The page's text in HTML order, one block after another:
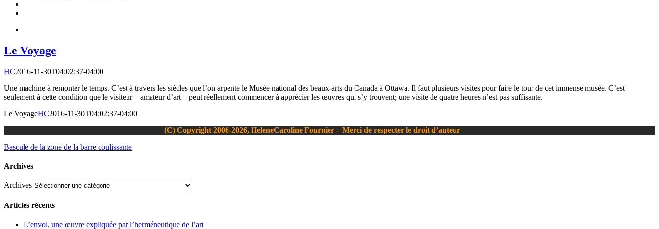
Le Voyage
HC2016-11-30T04:02:37-04:00
Une machine à remonter le temps. C’est à travers les siècles que l’on arpente le Musée national des beaux-arts du Canada à Ottawa. Il faut plusieurs visites pour faire le tour de cet immense musée. C’est
seulement à cette condition que le visiteur – amateur d’art – peut réellement commencer à apprécier les œuvres qui s’y trouvent; une visite de quatre heures n’est pas suffisante.
Le VoyageHC2016-11-30T04:02:37-04:00
(C) Copyright 2006-2026, HeleneCaroline Fournier – Merci de respecter le droit d’auteur
Bascule de la zone de la barre coulissante
Archives
Archives
Articles récents
L’envol, une œuvre expliquée par l’herméneutique de l’art